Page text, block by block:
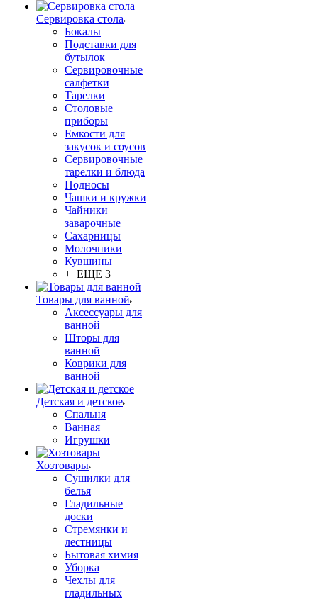
Сервировка стола
Бокалы
Подставки для
бутылок
Сервировочные
салфетки
Тарелки
Столовые
приборы
Емкости для
закусок и соусов
Сервировочные
тарелки и блюда
Подносы
Чашки и кружки
Чайники
заварочные
Сахарницы
Молочники
Кувшины
+ ЕЩЕ 3
Товары для ванной
Аксессуары для
ванной
Шторы для
ванной
Коврики для
ванной
Детская и детское
Спальня
Ванная
Игрушки
Хозтовары
Сушилки для
белья
Гладильные
доски
Стремянки и
лестницы
Бытовая химия
Уборка
Чехлы для
гладильных